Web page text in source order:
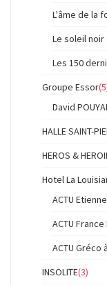
L'âme de la
Le soleil
Les 150
Groupe Essor
David
HALLE SAINT-
HEROS &
Hotel La
ACTU
ACTU
ACTU Gréco
INSOLITE(3)